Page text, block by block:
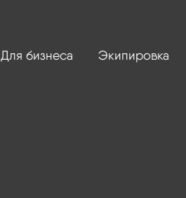
Для бизнеса Экипировка